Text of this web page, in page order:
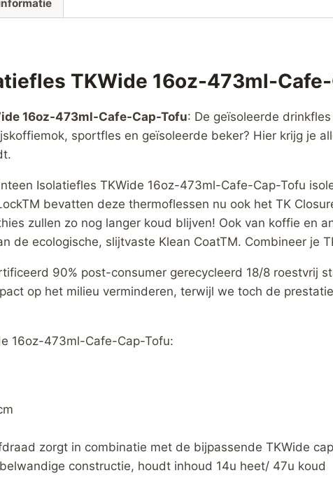
TKWide 16oz-473ml-
16oz-473ml-Cafe-Cap-Tofu: De geïsoleerde
sportfles en geïsoleerde beker? Hier krijg je
Isolatiefles TKWide 16oz-473ml-Cafe-Cap-Tofu
bevatten deze thermoflessen nu ook het TK
zullen zo nog langer koud blijven! Ook van koffie en
de ecologische, slijtvaste Klean CoatTM. Combineer je
90% post-consumer gerecycleerd 18/8 roestvrij
op het milieu verminderen, terwijl we toch de
16oz-473ml-Cafe-Cap-Tofu:
zorgt in combinatie met de bijpassende TKWide
constructie, houdt inhoud 14u heet/ 47u koud